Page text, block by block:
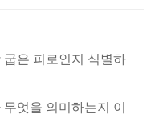
굽은 피로인지 식별하
엇을 의미하는지 이